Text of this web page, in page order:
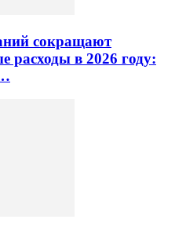
сокращают
расходы в 2026 году: